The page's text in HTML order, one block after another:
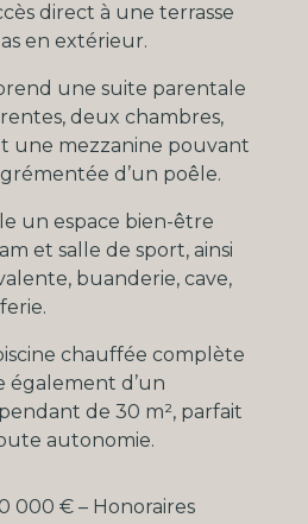
direct à une terrasse
en extérieur.
une suite parentale
deux chambres,
une mezzanine pouvant
d’un poêle.
un espace bien-être
et salle de sport, ainsi
buanderie, cave,
chauffée complète
également d’un
de 30 m², parfait
autonomie.
000 € – Honoraires